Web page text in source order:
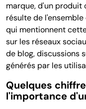
marque, d'un produit
résulte de
qui mentionnent
sur les réseaux
de blog, discussions
générés par les
Quelques
l'importance